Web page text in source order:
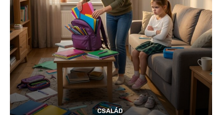
CSALÁD